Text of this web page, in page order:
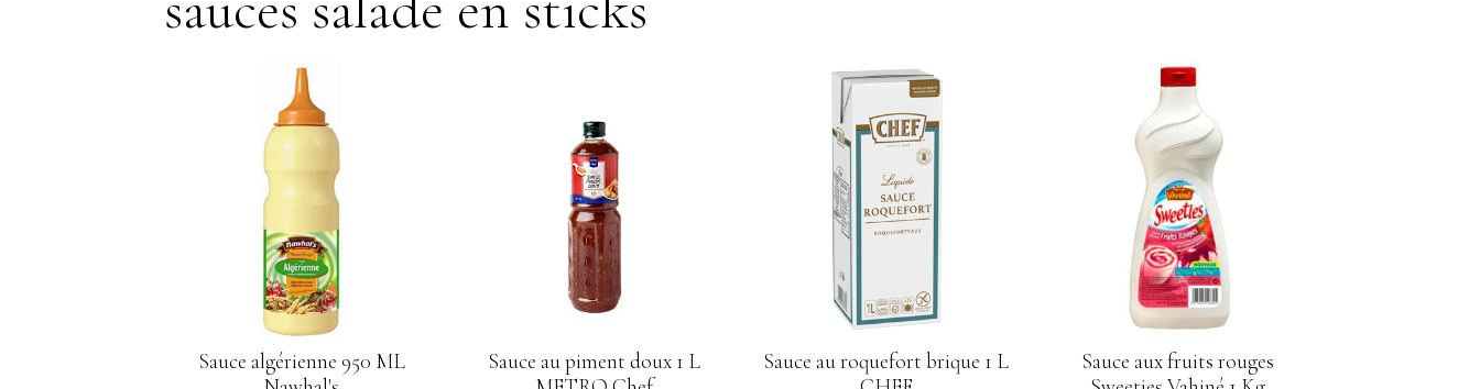
Sauce algérienne 950 ML
Sauce au piment doux 1 L
Sauce au roquefort brique 1 L
Sauce aux fruits rouges